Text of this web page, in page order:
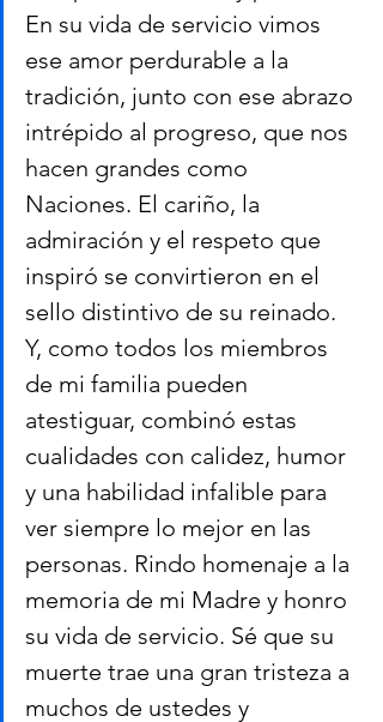
En su vida de servicio vimos
ese amor perdurable a la
tradición, junto con ese abrazo
intrépido al progreso, que nos
hacen grandes como
Naciones. El cariño, la
admiración y el respeto que
inspiró se convirtieron en el
sello distintivo de su reinado.
Y, como todos los miembros
de mi familia pueden
atestiguar, combinó estas
cualidades con calidez, humor
y una habilidad infalible para
ver siempre lo mejor en las
personas. Rindo homenaje a la
memoria de mi Madre y honro
su vida de servicio. Sé que su
muerte trae una gran tristeza a
muchos de ustedes y